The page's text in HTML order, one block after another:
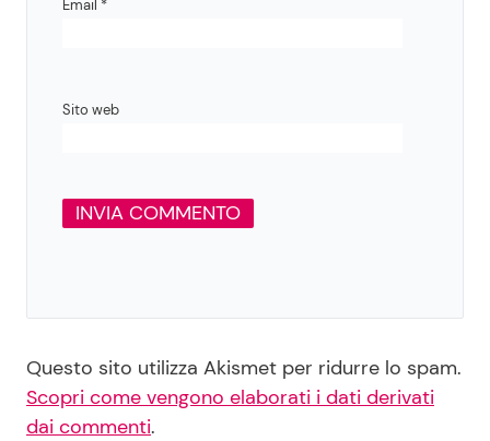
Email *
Sito web
Questo sito utilizza Akismet per ridurre lo spam.
Scopri come vengono elaborati i dati derivati
dai commenti.